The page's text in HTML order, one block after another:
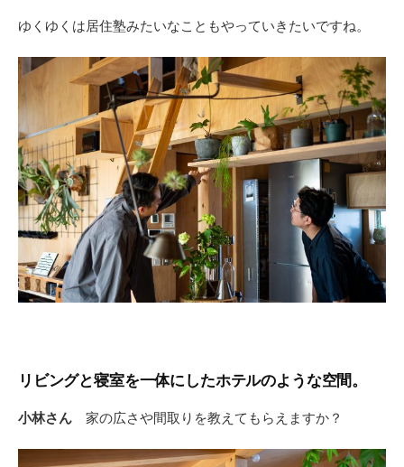
ゆくゆくは居住塾みたいなこともやっていきたいですね。
リビングと寝室を一体にしたホテルのような空間。
小林さん 家の広さや間取りを教えてもらえますか？